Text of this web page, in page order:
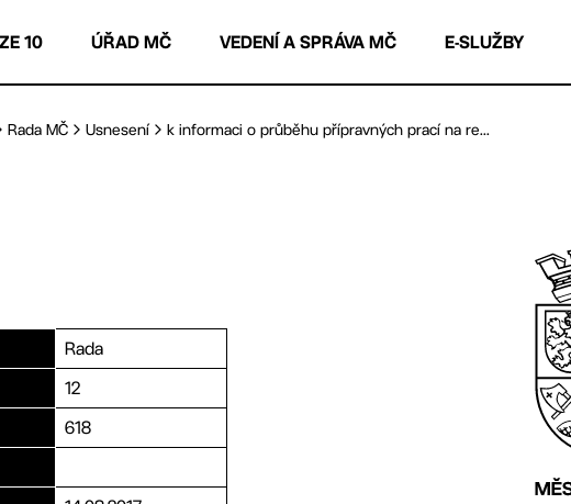
10 ÚŘAD MČ VEDENÍ A SPRÁVA MČ E-SLUŽBY
Rada MČ Usnesení k informaci o průběhu přípravných prací na re...
Rada
12
618